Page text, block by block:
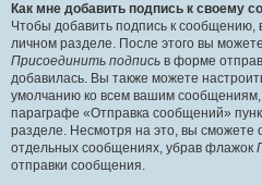
Как мне добавить подпись к своему
Чтобы добавить подпись к сообщению,
личном разделе. После этого вы
Присоединить подпись в форме
добавилась. Вы также можете
умолчанию ко всем вашим
параграфе «Отправка сообщений»
разделе. Несмотря на это, вы сможете
отдельных сообщениях, убрав флажок
отправки сообщения.